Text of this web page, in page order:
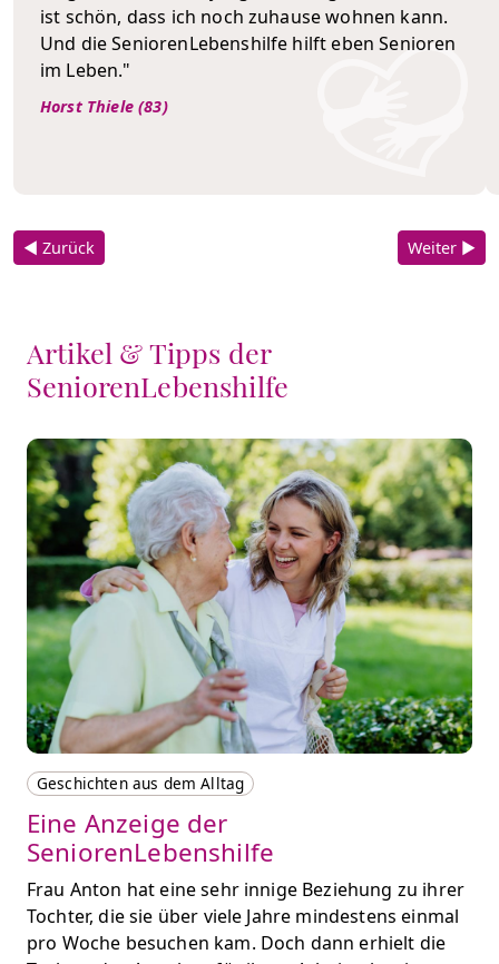
ist schön, dass ich noch zuhause wohnen kann.
Und die SeniorenLebenshilfe hilft eben Senioren
im Leben."
Horst Thiele (83)
◀ Zurück Weiter ▶
Artikel & Tipps der
SeniorenLebenshilfe
Geschichten aus dem Alltag
Eine Anzeige der
SeniorenLebenshilfe
Frau Anton hat eine sehr innige Beziehung zu ihrer
Tochter, die sie über viele Jahre mindestens einmal
pro Woche besuchen kam. Doch dann erhielt die